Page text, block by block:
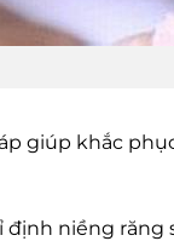
giúp khắc
niềng răng